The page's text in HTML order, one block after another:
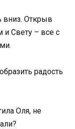
вниз. Открыв
и Свету – все с
радость
Оля, не